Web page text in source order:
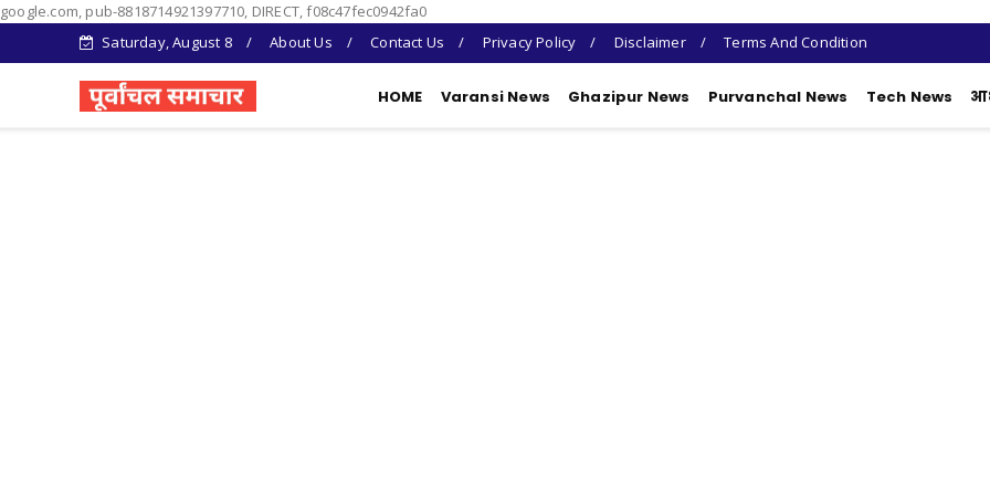
google.com, pub-8818714921397710, DIRECT, f08c47fec0942fa0
Saturday, August 8
About Us Contact Us Privacy Policy Disclaimer Terms And Condition
HOME Varansi News Ghazipur News Purvanchal News Tech News